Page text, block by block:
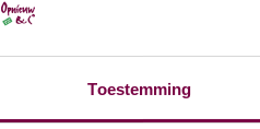
Toestemming
informatie niet aan derden
"Google Analytics 4 volgt